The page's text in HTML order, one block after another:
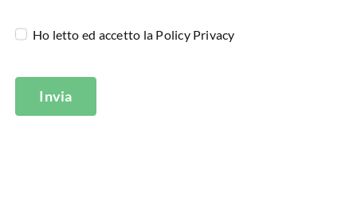
Ho letto ed accetto la Policy Privacy
Invia